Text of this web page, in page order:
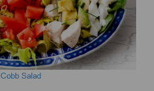
Cobb Salad